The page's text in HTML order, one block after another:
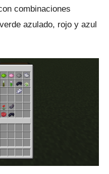
combinaciones
azulado, rojo y azul